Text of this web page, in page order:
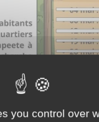
you control over